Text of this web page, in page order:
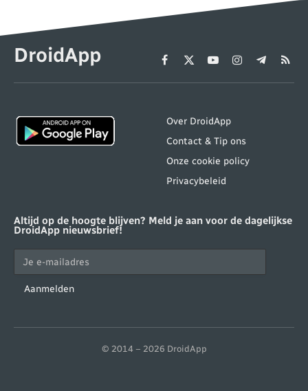
DroidApp Facebook
X
(Twitter)
YouTubeInstagram
Telegram
RSS
Over DroidApp
Contact & Tip ons
Onze cookie policy
Privacybeleid
Altijd op de hoogte blijven? Meld je aan voor de dagelijkse
DroidApp nieuwsbrief!
Aanmelden
© 2014 – 2026 DroidApp